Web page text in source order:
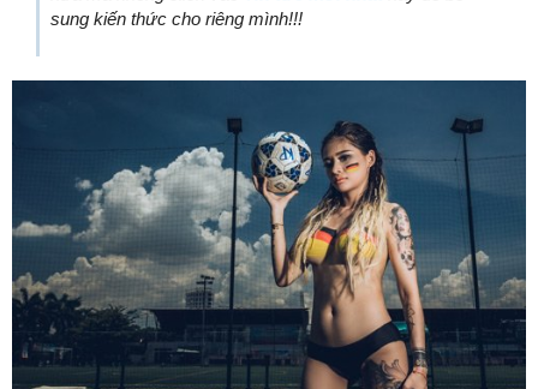
sung kiến thức cho riêng mình!!!